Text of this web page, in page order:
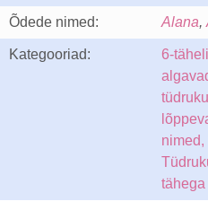
Õdede nimed: Alana,
Kategooriad: 6-
nimed,
tähega